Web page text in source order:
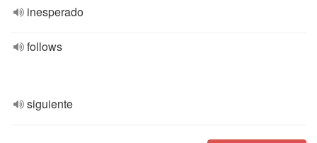
inesperado
follows
siguiente